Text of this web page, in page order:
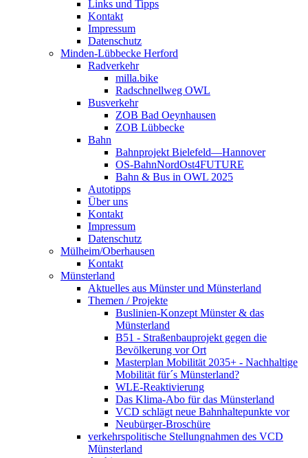
Links und Tipps
Kontakt
Impressum
Datenschutz
Minden-Lübbecke Herford
Radverkehr
milla.bike
Radschnellweg OWL
Busverkehr
ZOB Bad Oeynhausen
ZOB Lübbecke
Bahn
Bahnprojekt Bielefeld—Hannover
OS-BahnNordOst4FUTURE
Bahn & Bus in OWL 2025
Autotipps
Über uns
Kontakt
Impressum
Datenschutz
Mülheim/Oberhausen
Kontakt
Münsterland
Aktuelles aus Münster und Münsterland
Themen / Projekte
Buslinien-Konzept Münster & das
Münsterland
B51 - Straßenbauprojekt gegen die
Bevölkerung vor Ort
Masterplan Mobilität 2035+ - Nachhaltige
Mobilität für´s Münsterland?
WLE-Reaktivierung
Das Klima-Abo für das Münsterland
VCD schlägt neue Bahnhaltepunkte vor
Neubürger-Broschüre
verkehrspolitische Stellungnahmen des VCD
Münsterland